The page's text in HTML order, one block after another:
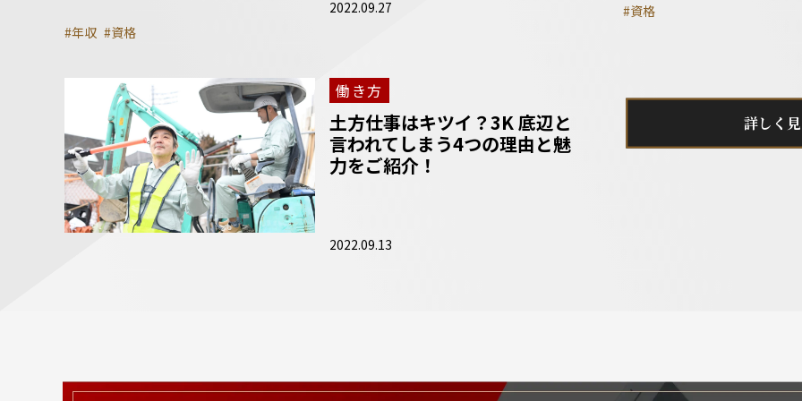
2022.09.27
#年収 #資格
#資格
働き方
土方仕事はキツイ？3K 底辺と
言われてしまう4つの理由と魅
力をご紹介！
2022.09.13
詳しく